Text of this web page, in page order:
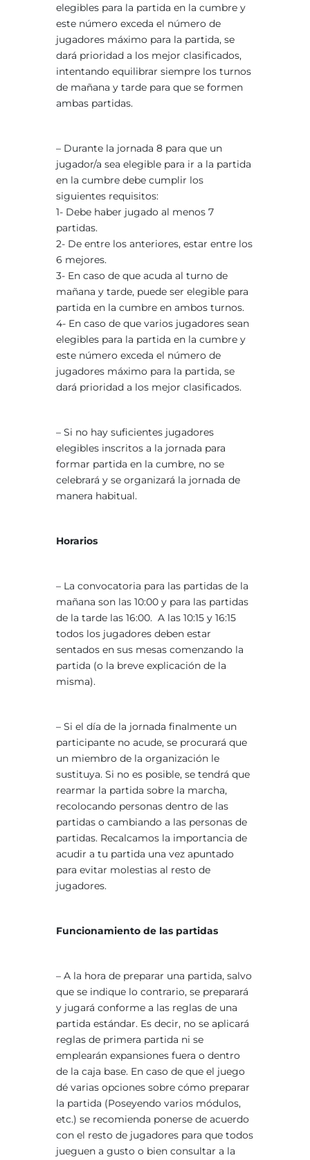
elegibles para la partida en la cumbre y
este número exceda el número de
jugadores máximo para la partida, se
dará prioridad a los mejor clasificados,
intentando equilibrar siempre los turnos
de mañana y tarde para que se formen
ambas partidas.
– Durante la jornada 8 para que un
jugador/a sea elegible para ir a la partida
en la cumbre debe cumplir los
siguientes requisitos:
1- Debe haber jugado al menos 7
partidas.
2- De entre los anteriores, estar entre los
6 mejores.
3- En caso de que acuda al turno de
mañana y tarde, puede ser elegible para
partida en la cumbre en ambos turnos.
4- En caso de que varios jugadores sean
elegibles para la partida en la cumbre y
este número exceda el número de
jugadores máximo para la partida, se
dará prioridad a los mejor clasificados.
– Si no hay suficientes jugadores
elegibles inscritos a la jornada para
formar partida en la cumbre, no se
celebrará y se organizará la jornada de
manera habitual.
Horarios
– La convocatoria para las partidas de la
mañana son las 10:00 y para las partidas
de la tarde las 16:00. A las 10:15 y 16:15
todos los jugadores deben estar
sentados en sus mesas comenzando la
partida (o la breve explicación de la
misma).
– Si el día de la jornada finalmente un
participante no acude, se procurará que
un miembro de la organización le
sustituya. Si no es posible, se tendrá que
rearmar la partida sobre la marcha,
recolocando personas dentro de las
partidas o cambiando a las personas de
partidas. Recalcamos la importancia de
acudir a tu partida una vez apuntado
para evitar molestias al resto de
jugadores.
Funcionamiento de las partidas
– A la hora de preparar una partida, salvo
que se indique lo contrario, se preparará
y jugará conforme a las reglas de una
partida estándar. Es decir, no se aplicará
reglas de primera partida ni se
emplearán expansiones fuera o dentro
de la caja base. En caso de que el juego
dé varias opciones sobre cómo preparar
la partida (Poseyendo varios módulos,
etc.) se recomienda ponerse de acuerdo
con el resto de jugadores para que todos
jueguen a gusto o bien consultar a la